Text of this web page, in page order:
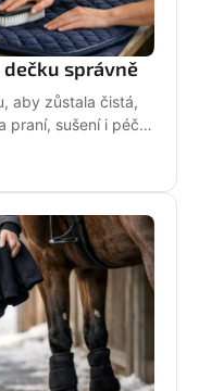
správně
aby zůstala čistá,
praní, sušení i péči